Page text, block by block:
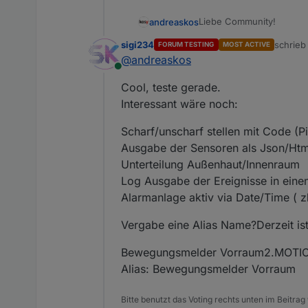
andreaskosLiebe Community!
Kurzfassung
Langfassung
Vorgeschichte
Aufbau
Die Alarmanlage besteht
Alarmgeber
Außer den
erfolgen kann. Hierfür
Verwendung in Scripts,
Für die
sie geschlossen sind).
Per default (kann in den
In dieser
Öffnungskontakte,
Hier werden die
Funktion: scharf/
Grundsätzlich kann die
Intern bedeutet, dass
Gruppen auch als
Online
sigi234 FORUM TESTING MOST ACTIVE schrieb
zuletzt
@andreaskos
Cool, teste gerade.
Interessant wäre noch:
Scharf/unscharf stellen mit Code
Ausgabe der Sensoren als Json/
Unterteilung Außenhaut/Innenraum
Log Ausgabe der Ereignisse in
Alarmanlage aktiv via Date/Time (
Vergabe eine Alias Name?Derzeit
Bewegungsmelder
Alias: Bewegungsmelder Vorraum
Bitte benutzt das Voting rechts unten im